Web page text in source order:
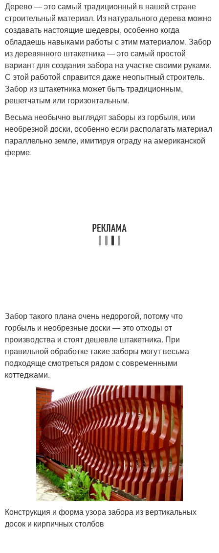
Дерево — это самый традиционный в нашей стране
строительный материал. Из натурального дерева можно
создавать настоящие шедевры, особенно когда
обладаешь навыками работы с этим материалом. Забор
из деревянного штакетника — это самый простой
вариант для создания забора на участке своими руками.
С этой работой справится даже неопытный строитель.
Забор из штакетника может быть традиционным,
решетчатым или горизонтальным.
Весьма необычно выглядят заборы из горбыля, или
необрезной доски, особенно если располагать материал
параллельно земле, имитируя ограду на американской
ферме.
Забор такого плана очень недорогой, потому что
горбыль и необрезные доски — это отходы от
производства и стоят дешевле штакетника. При
правильной обработке такие заборы могут весьма
подходяще смотреться рядом с современными
коттеджами.
Конструкция и форма узора забора из вертикальных
досок и кирпичных столбов